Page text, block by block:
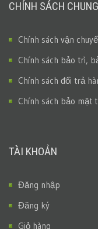
CHÍNH SÁCH CHUNG
Chính sách vận
Chính sách bảo trì,
Chính sách đổi trả
Chính sách bảo mật
TÀI KHOẢN
Đăng nhập
Đăng ký
Giỏ hàng